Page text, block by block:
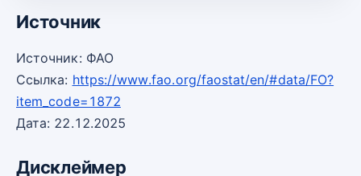
Источник
Источник: ФАО
Ссылка: https://www.fao.org/faostat/en/#data/FO?
item_code=1872
Дата: 22.12.2025
Дисклеймер